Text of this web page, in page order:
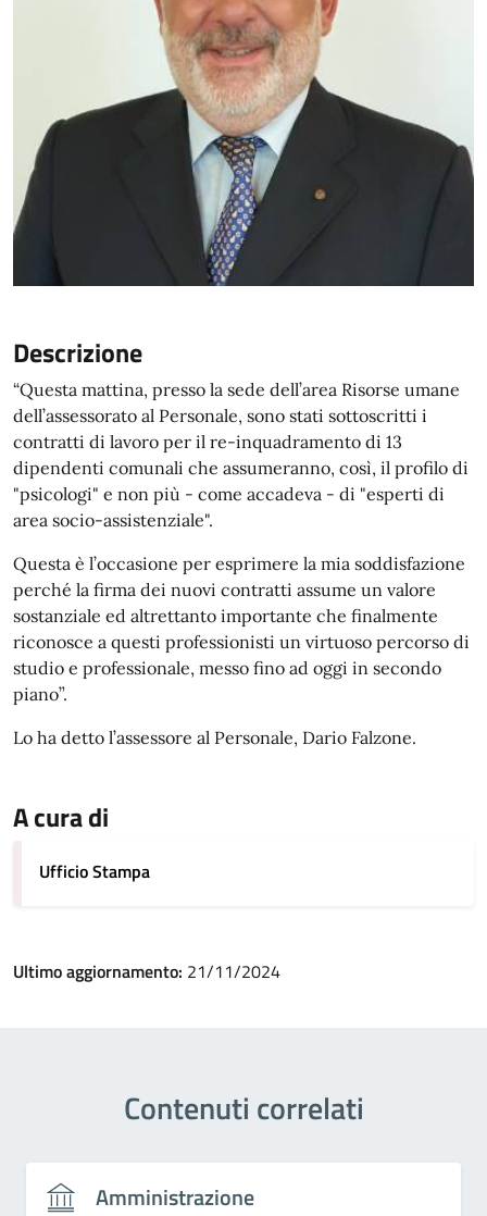
Descrizione
“Questa mattina, presso la sede dell’area Risorse umane
dell’assessorato al Personale, sono stati sottoscritti i
contratti di lavoro per il re-inquadramento di 13
dipendenti comunali che assumeranno, così, il profilo di
"psicologi" e non più - come accadeva - di "esperti di
area socio-assistenziale".
Questa è l’occasione per esprimere la mia soddisfazione
perché la firma dei nuovi contratti assume un valore
sostanziale ed altrettanto importante che finalmente
riconosce a questi professionisti un virtuoso percorso di
studio e professionale, messo fino ad oggi in secondo
piano”.
Lo ha detto l’assessore al Personale, Dario Falzone.
A cura di
Ufficio Stampa
Ultimo aggiornamento: 21/11/2024
Contenuti correlati
Amministrazione